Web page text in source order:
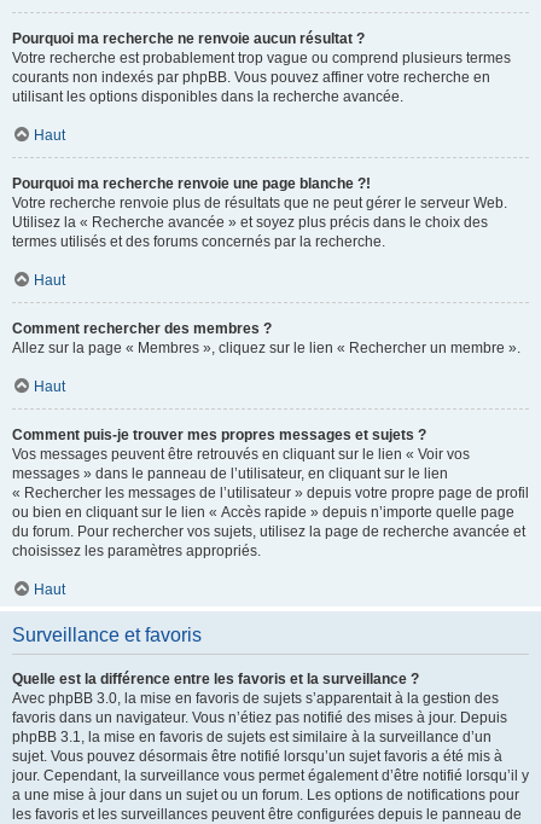
Pourquoi ma recherche ne renvoie aucun résultat ?
Votre recherche est probablement trop vague ou comprend plusieurs termes
courants non indexés par phpBB. Vous pouvez affiner votre recherche en
utilisant les options disponibles dans la recherche avancée.
Haut
Pourquoi ma recherche renvoie une page blanche ?!
Votre recherche renvoie plus de résultats que ne peut gérer le serveur Web.
Utilisez la « Recherche avancée » et soyez plus précis dans le choix des
termes utilisés et des forums concernés par la recherche.
Haut
Comment rechercher des membres ?
Allez sur la page « Membres », cliquez sur le lien « Rechercher un membre ».
Haut
Comment puis-je trouver mes propres messages et sujets ?
Vos messages peuvent être retrouvés en cliquant sur le lien « Voir vos
messages » dans le panneau de l’utilisateur, en cliquant sur le lien
« Rechercher les messages de l’utilisateur » depuis votre propre page de profil
ou bien en cliquant sur le lien « Accès rapide » depuis n’importe quelle page
du forum. Pour rechercher vos sujets, utilisez la page de recherche avancée et
choisissez les paramètres appropriés.
Haut
Surveillance et favoris
Quelle est la différence entre les favoris et la surveillance ?
Avec phpBB 3.0, la mise en favoris de sujets s’apparentait à la gestion des
favoris dans un navigateur. Vous n’étiez pas notifié des mises à jour. Depuis
phpBB 3.1, la mise en favoris de sujets est similaire à la surveillance d’un
sujet. Vous pouvez désormais être notifié lorsqu’un sujet favoris a été mis à
jour. Cependant, la surveillance vous permet également d’être notifié lorsqu’il y
a une mise à jour dans un sujet ou un forum. Les options de notifications pour
les favoris et les surveillances peuvent être configurées depuis le panneau de